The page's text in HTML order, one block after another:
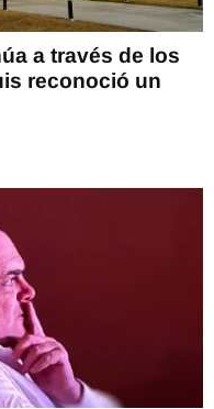
a través de los
reconoció un